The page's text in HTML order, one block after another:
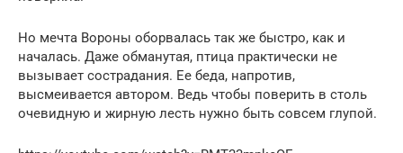
Но мечта Вороны оборвалась так же быстро, как и
началась. Даже обманутая, птица практически не
вызывает сострадания. Ее беда, напротив,
высмеивается автором. Ведь чтобы поверить в столь
очевидную и жирную лесть нужно быть совсем глупой.